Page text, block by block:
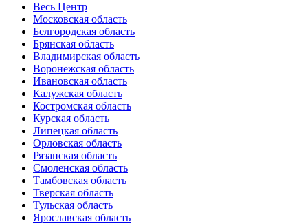
Весь Центр
Московская область
Белгородская область
Брянская область
Владимирская область
Воронежская область
Ивановская область
Калужская область
Костромская область
Курская область
Липецкая область
Орловская область
Рязанская область
Смоленская область
Тамбовская область
Тверская область
Тульская область
Ярославская область